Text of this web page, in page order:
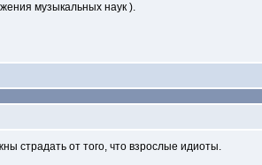
музыкальных наук ).
страдать от того, что взрослые идиоты.